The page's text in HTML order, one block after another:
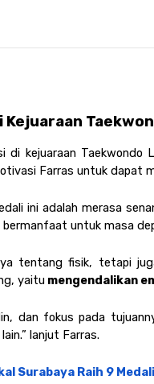
Kejuaraan
di kejuaraan
Farras untuk dapat
ini adalah merasa
untuk masa
tentang fisik, tetapi
yaitu mengendalikan
dan fokus pada
lanjut Farras.
Surabaya Raih 9